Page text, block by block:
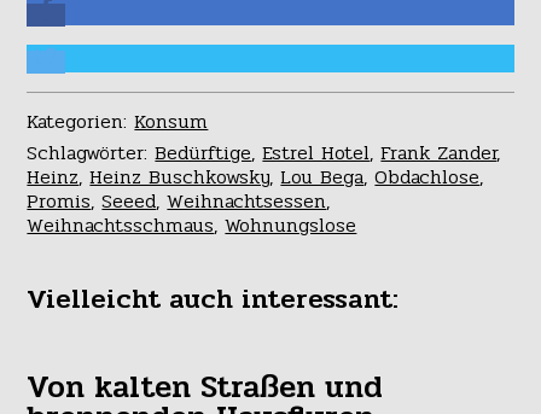
Kategorien:Konsum
Schlagwörter:Bedürftige,Estrel Hotel,Frank Zander,
Heinz,Heinz Buschkowsky,Lou Bega,Obdachlose,
Promis,Seeed,Weihnachtsessen,
Weihnachtsschmaus,Wohnungslose
Vielleicht auch interessant:
Von kalten Straßen und